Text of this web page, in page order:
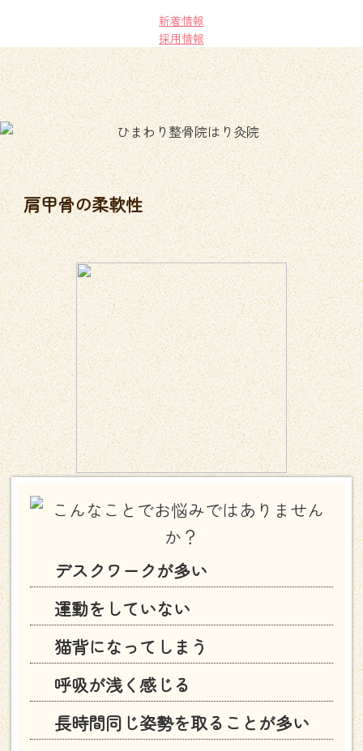
むくみ
冷え性
整体
マッサージで改善しない痛み
体が歪む原因と歪みが原因で生じる症状について
整形外科との違い
新着情報
採用情報
肩甲骨の柔軟性
デスクワークが多い
運動をしていない
猫背になってしまう
呼吸が浅く感じる
長時間同じ姿勢を取ることが多い